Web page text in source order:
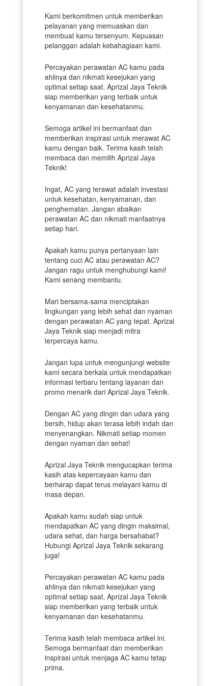
Kami berkomitmen untuk memberikan
pelayanan yang memuaskan dan
membuat kamu tersenyum. Kepuasan
pelanggan adalah kebahagiaan kami.
Percayakan perawatan AC kamu pada
ahlinya dan nikmati kesejukan yang
optimal setiap saat. Aprizal Jaya Teknik
siap memberikan yang terbaik untuk
kenyamanan dan kesehatanmu.
Semoga artikel ini bermanfaat dan
memberikan inspirasi untuk merawat AC
kamu dengan baik. Terima kasih telah
membaca dan memilih Aprizal Jaya
Teknik!
Ingat, AC yang terawat adalah investasi
untuk kesehatan, kenyamanan, dan
penghematan. Jangan abaikan
perawatan AC dan nikmati manfaatnya
setiap hari.
Apakah kamu punya pertanyaan lain
tentang cuci AC atau perawatan AC?
Jangan ragu untuk menghubungi kami!
Kami senang membantu.
Mari bersama-sama menciptakan
lingkungan yang lebih sehat dan nyaman
dengan perawatan AC yang tepat. Aprizal
Jaya Teknik siap menjadi mitra
terpercaya kamu.
Jangan lupa untuk mengunjungi website
kami secara berkala untuk mendapatkan
informasi terbaru tentang layanan dan
promo menarik dari Aprizal Jaya Teknik.
Dengan AC yang dingin dan udara yang
bersih, hidup akan terasa lebih indah dan
menyenangkan. Nikmati setiap momen
dengan nyaman dan sehat!
Aprizal Jaya Teknik mengucapkan terima
kasih atas kepercayaan kamu dan
berharap dapat terus melayani kamu di
masa depan.
Apakah kamu sudah siap untuk
mendapatkan AC yang dingin maksimal,
udara sehat, dan harga bersahabat?
Hubungi Aprizal Jaya Teknik sekarang
juga!
Percayakan perawatan AC kamu pada
ahlinya dan nikmati kesejukan yang
optimal setiap saat. Aprizal Jaya Teknik
siap memberikan yang terbaik untuk
kenyamanan dan kesehatanmu.
Terima kasih telah membaca artikel ini.
Semoga bermanfaat dan memberikan
inspirasi untuk menjaga AC kamu tetap
prima.